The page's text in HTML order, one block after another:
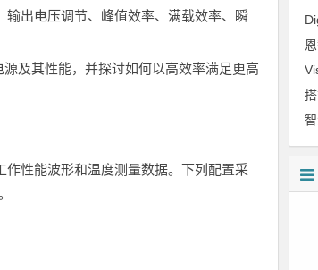
出电压调节、峰值效率、满载效率、瞬
及其性能，并探讨如何以高效率满足更高
性能波形和温度测量数据。下列配置采